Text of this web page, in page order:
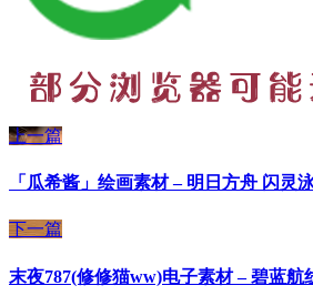
上一篇
「瓜希酱」绘画素材 – 明日方舟 闪灵
下一篇
末夜787(修修猫ww)电子素材 – 碧蓝航